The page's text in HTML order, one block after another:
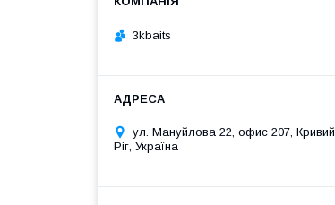
3kbaits
ул. Мануйлова 22, офис 207, Кривий
Ріг, Україна